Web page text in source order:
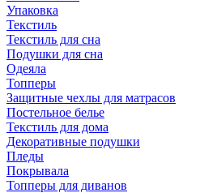
Упаковка
Текстиль
Текстиль для сна
Подушки для сна
Одеяла
Топперы
Защитные чехлы для матрасов
Постельное белье
Текстиль для дома
Декоративные подушки
Пледы
Покрывала
Топперы для диванов